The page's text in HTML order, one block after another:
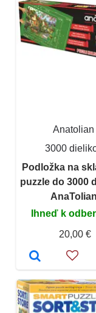
Anatolian
3000
Podložka na
puzzle do 3000
AnaTolian
Ihneď k
20,00 €